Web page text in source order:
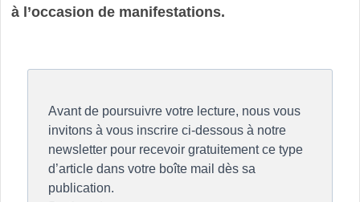
à l’occasion de manifestations.